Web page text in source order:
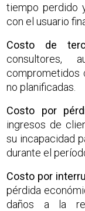
tiempo perdido
con el usuario
Costo de
consultores,
comprometidos
no planificadas.
Costo por
ingresos de
su incapacidad
durante el
Costo por
pérdida
daños a la